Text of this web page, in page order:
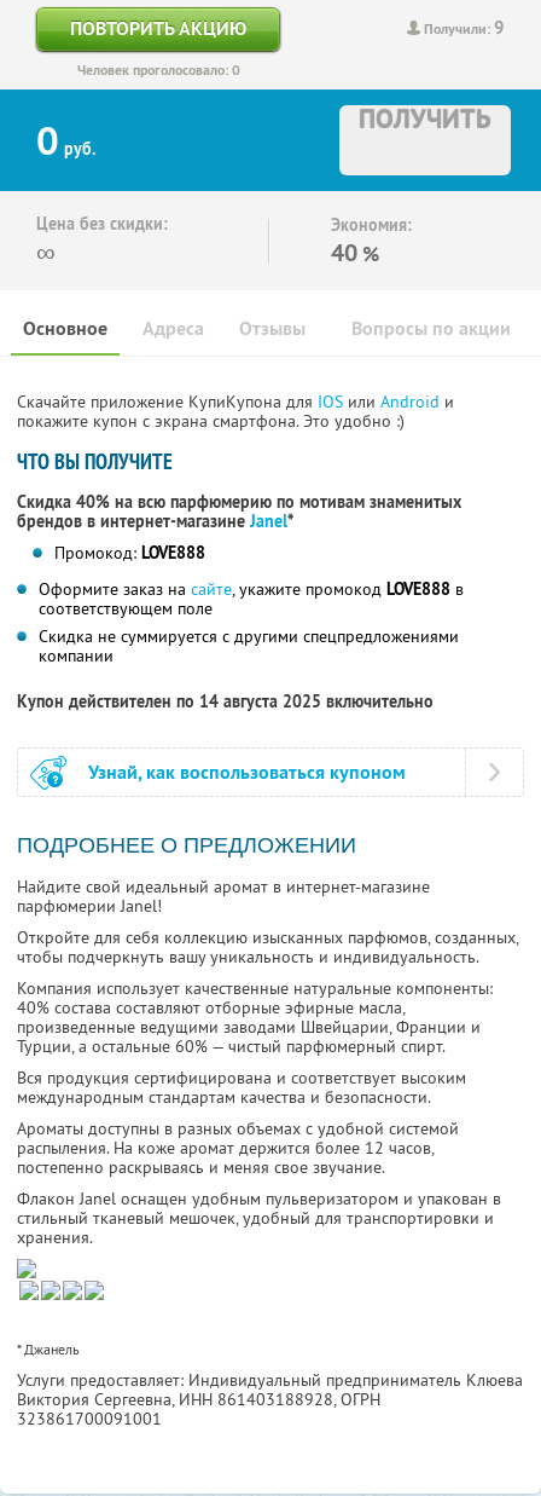
Получили:9
ПОВТОРИТЬ АКЦИЮ
Человек проголосовало: 0
0 руб.
ПОЛУЧИТЬ
Цена без скидки:
∞
Экономия:
40 %
Основное Отзывы Вопросы по акции
Адреса
Скачайте приложение КупиКупона для IOS или Android и
покажите купон с экрана смартфона. Это удобно :)
ЧТО ВЫ ПОЛУЧИТЕ
Скидка 40% на всю парфюмерию по мотивам знаменитых
брендов в интернет-магазинеJanel*
Промокод: LOVE888
Оформите заказ на сайте, укажите промокод LOVE888 в
соответствующем поле
Скидка не суммируется с другими спецпредложениями
компании
Купон действителен по 14 августа 2025 включительно
Узнай, как воспользоваться купоном
ПОДРОБНЕЕ О ПРЕДЛОЖЕНИИ
Найдите свой идеальный аромат в интернет-магазине
парфюмерии Janel!
Откройте для себя коллекцию изысканных парфюмов, созданных,
чтобы подчеркнуть вашу уникальность и индивидуальность.
Компания использует качественные натуральные компоненты:
40% состава составляют отборные эфирные масла,
произведенные ведущими заводами Швейцарии, Франции и
Турции, а остальные 60% — чистый парфюмерный спирт.
Вся продукция сертифицирована и соответствует высоким
международным стандартам качества и безопасности.
Ароматы доступны в разных объемах с удобной системой
распыления. На коже аромат держится более 12 часов,
постепенно раскрываясь и меняя свое звучание.
Флакон Janel оснащен удобным пульверизатором и упакован в
стильный тканевый мешочек, удобный для транспортировки и
хранения.
* Джанель
Услуги предоставляет: Индивидуальный предприниматель Клюева
Виктория Сергеевна, ИНН 861403188928, ОГРН
323861700091001